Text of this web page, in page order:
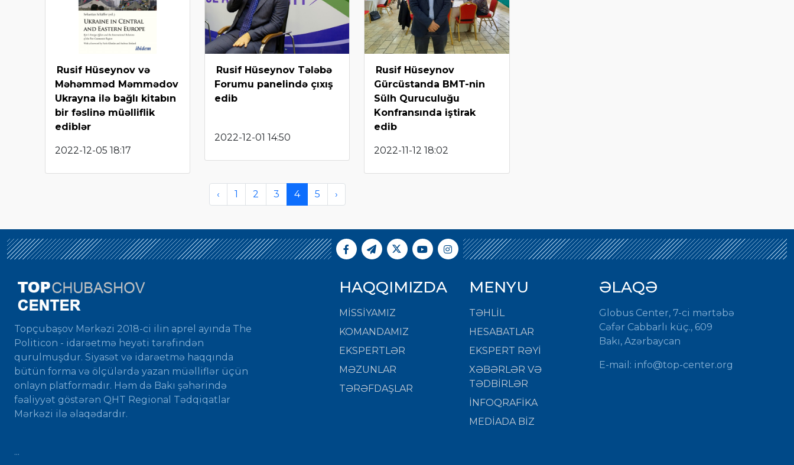
Rusif Hüseynov və
Məhəmməd Məmmədov
Ukrayna ilə bağlı kitabın
bir fəslinə müəlliflik
ediblər
2022-12-05 18:17
Rusif Hüseynov Tələbə
Forumu panelində çıxış
edib
2022-12-01 14:50
Rusif Hüseynov
Gürcüstanda BMT-nin
Sülh Quruculuğu
Konfransında iştirak
edib
2022-11-12 18:02
‹ 1 2 3 4 5 ›
Topçubaşov Mərkəzi 2018-ci ilin aprel ayında The
Politicon - idarəetmə heyəti tərəfindən
qurulmuşdur. Siyasət və idarəetmə haqqında
bütün forma və ölçülərdə yazan müəlliflər üçün
onlayn platformadır. Həm də Bakı şəhərində
fəaliyyət göstərən QHT Regional Tədqiqatlar
Mərkəzi ilə əlaqədardır.
...
HAQQIMIZDA
MISSIYAMIZ
KOMANDAMIZ
EKSPERTLƏR
MƏZUNLAR
TƏRƏFDAŞLAR
MENYU
TƏHLİL
HESABATLAR
EKSPERT RƏYİ
XƏBƏRLƏR VƏ
TƏDBİRLƏR
İNFOQRAFİKA
MEDİADA BİZ
ƏLAQƏ
Globus Center, 7-ci mərtəbə
Cəfər Cabbarlı küç., 609
Bakı, Azərbaycan
E-mail: info@top-center.org